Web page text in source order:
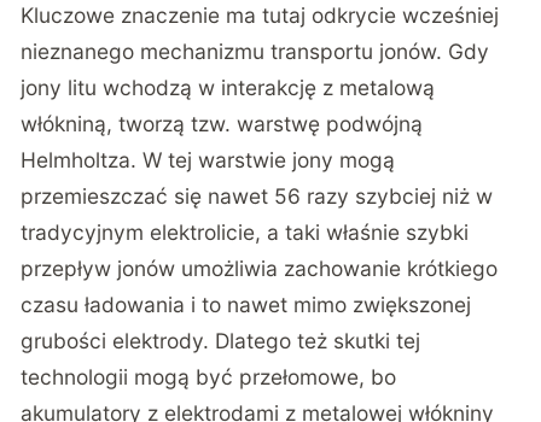
Kluczowe znaczenie ma tutaj odkrycie wcześniej
nieznanego mechanizmu transportu jonów. Gdy
jony litu wchodzą w interakcję z metalową
włókniną, tworzą tzw. warstwę podwójną
Helmholtza. W tej warstwie jony mogą
przemieszczać się nawet 56 razy szybciej niż w
tradycyjnym elektrolicie, a taki właśnie szybki
przepływ jonów umożliwia zachowanie krótkiego
czasu ładowania i to nawet mimo zwiększonej
grubości elektrody. Dlatego też skutki tej
technologii mogą być przełomowe, bo
akumulatory z elektrodami z metalowej włókniny